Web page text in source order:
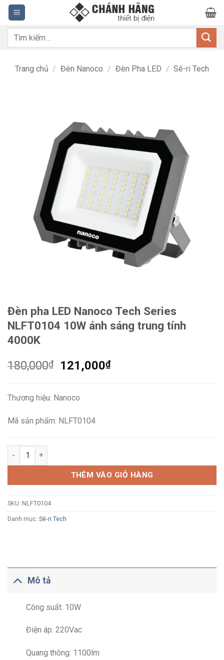
Bỏ
qua
nội
dung
Tìm
Trang chủ / Đèn Nanoco / Đèn Pha LED / Sê-ri Tech
Đèn pha LED Nanoco Tech Series
NLFT0104 10W ánh sáng trung tính
4000K
180,000₫
Giá
180,000₫.
121,000₫Giá
Thương hiệu: Nanoco
Mã sản phẩm: NLFT0104
Đèn pha LED Nanoco Tech Series NLFT0104 10W ánh sáng
THÊM VÀO GIỎ HÀNG
SKU: NLFT0104
Danh mục: Sê-ri Tech
Mô tả
Công suất: 10W
Điện áp: 220Vac
Quang thông: 1100lm